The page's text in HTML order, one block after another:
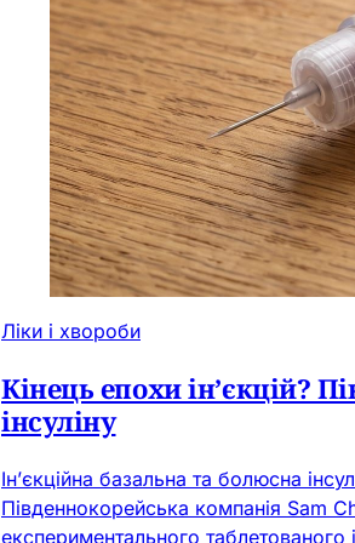
Ліки і хвороби
Кінець епохи ін’єкцій?
інсуліну
Ін’єкційна базальна та болюсна
Південнокорейська компанія Sam
експериментального